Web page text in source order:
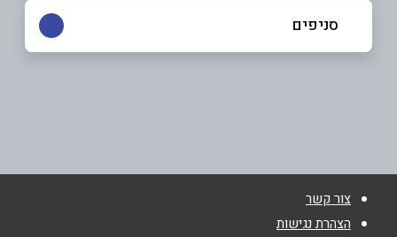
באתר
טלפון*
סניפים
צור קשר
הצהרת נגישות